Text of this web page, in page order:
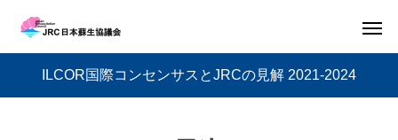
ILCOR国際コンセンサスとJRCの見解 2021-2024